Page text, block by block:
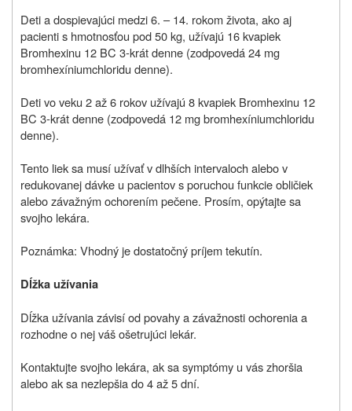
Deti a dospievajúci medzi 6. – 14. rokom života, ako aj
pacienti s hmotnosťou pod 50 kg, užívajú 16 kvapiek
Bromhexinu 12 BC 3-krát denne (zodpovedá 24 mg
bromhexíniumchloridu denne).
Deti vo veku 2 až 6 rokov užívajú 8 kvapiek Bromhexinu 12
BC 3-krát denne (zodpovedá 12 mg bromhexíniumchloridu
denne).
Tento liek sa musí užívať v dlhších intervaloch alebo v
redukovanej dávke u pacientov s poruchou funkcie obličiek
alebo závažným ochorením pečene. Prosím, opýtajte sa
svojho lekára.
Poznámka: Vhodný je dostatočný príjem tekutín.
Dĺžka užívania
Dĺžka užívania závisí od povahy a závažnosti ochorenia a
rozhodne o nej váš ošetrujúci lekár.
Kontaktujte svojho lekára, ak sa symptómy u vás zhoršia
alebo ak sa nezlepšia do 4 až 5 dní.